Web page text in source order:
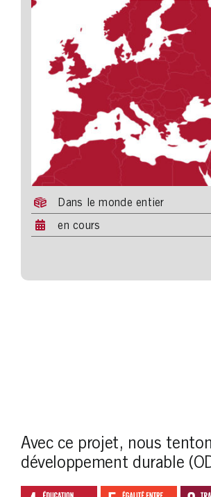
Dans le monde entier
en cours
Avec ce projet, nous
développement durable